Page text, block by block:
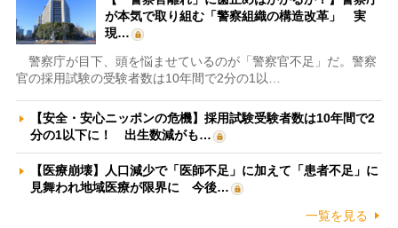
が本気で取り組む「警察組織の構造改革」 実
現…
警察庁が目下、頭を悩ませているのが「警察官不足」だ。警察
官の採用試験の受験者数は10年間で2分の1以…
【安全・安心ニッポンの危機】採用試験受験者数は10年間で2
分の1以下に！ 出生数減がも…
【医療崩壊】人口減少で「医師不足」に加えて「患者不足」に
見舞われ地域医療が限界に 今後…
一覧を見る